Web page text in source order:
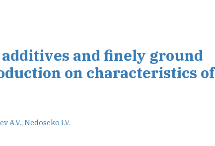
and finely ground
on characteristics of
A.V., Nedoseko I.V.